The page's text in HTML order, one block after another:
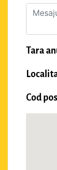
Tara
Cod